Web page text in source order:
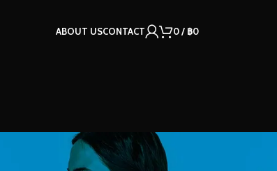
ABOUT USCONTACT 0/ ฿0